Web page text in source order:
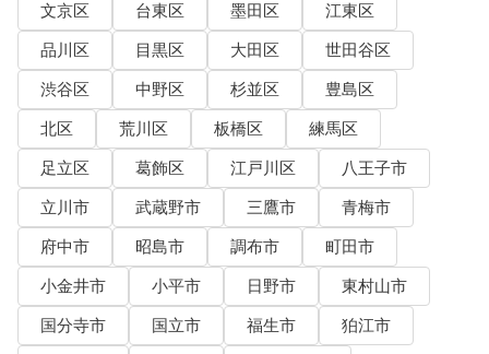
文京区
台東区 墨田区
江東区
品川区
目黒区 大田区
世田谷区
渋谷区
中野区 杉並区
豊島区
北区
荒川区 板橋区
練馬区
足立区
葛飾区 江戸川区
八王子市
立川市
武蔵野市 三鷹市
青梅市
府中市
昭島市 調布市
町田市
小金井市
小平市 日野市
東村山市
国分寺市
国立市 福生市
狛江市